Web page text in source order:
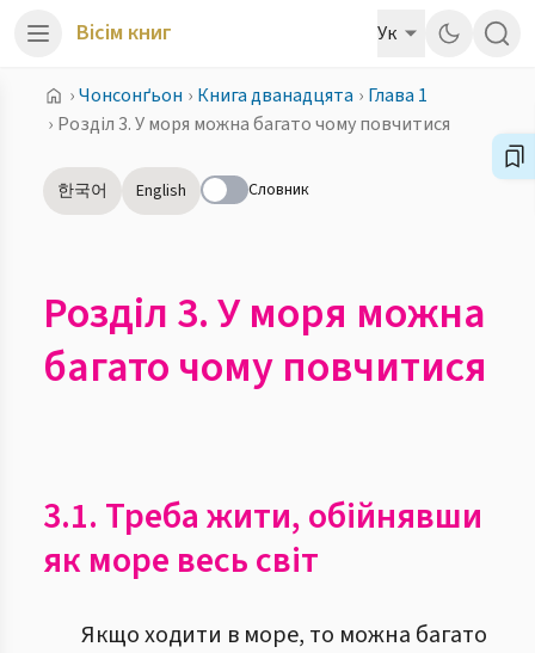
Вісім книг Ук
›Чонсонґьон › Книга дванадцята › Глава 1
› Розділ 3. У моря можна багато чому повчитися
한국어 English Словник
Розділ 3. У моря можна
багато чому повчитися
3.1. Треба жити, обійнявши
як море весь світ
Якщо ходити в море, то можна багато